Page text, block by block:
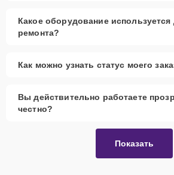
Какое оборудование используется
ремонта?
Как можно узнать статус моего
Вы действительно работаете
честно?
Показать